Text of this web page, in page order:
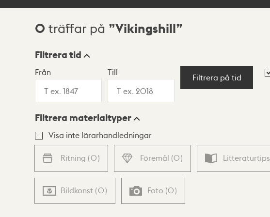
Sökresultat
0 träffar på Vikingshill
Visningsläge
Lista Karta
Filtrera tid
Från Till
Filtrera på tid
Filtrera materialtyper
Visa inte lärarhandledningar
Ritning (0) Föremål (0) Litteraturtips
Bildkonst (0) Foto (0)